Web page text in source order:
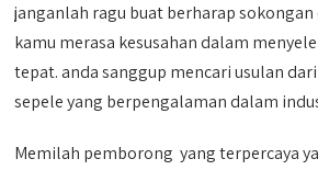
janganlah ragu buat berharap
kamu merasa kesusahan dalam
tepat. anda sanggup mencari usulan
sepele yang berpengalaman dalam
Memilah pemborong yang terpercaya